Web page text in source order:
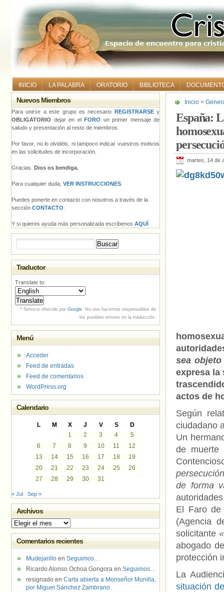
INICIO LA PALABRA ORATORIO BIBLIOTECA
Inicio >
homosexual»
España:
martes, 14 de
sea
expresa la
actos de
Según
ciudadano
Un
de muerte
de forma
El Faro de
(Agencia
solicitante
abogado
protección
La
situación
Nuevos Miembros
Para unirse a este grupo es necesario REGISTRARSEy
OBLIGATORIO dejar en el FORO un primer mensaje de
saludo y presentación al resto de miembros.
Por favor, no lo olvidéis, ni tampoco indicar vuestros motivos
en las solicitudes de incorporación.
Gracias. Dios os bendiga.
Para cualquier duda, VER INSTRUCCIONES
Puedes ponerte en contacto con nosotros a través de la
sección CONTACTO
Y si quieres ayuda más personalizada escríbenos AQUÍ
Traductor
Translate to:
* Servicio ofrecido por Google. No nos hacemos responsables de
los posibles errores en la traducción.
Menú
Acceder
Feed de entradas
Feed de comentarios
WordPress.org
Calendario
L M X J V S
D
1
2 3 4
5
6
7 8 9 10 11
12
13
14 15 16 17 18
19
20
21 22 23 24 25
26
27
28 29 30 31
« Jul Sep »
Archivos
Archivos
Comentarios recientes
Mudejarillo en Seguimos…
Ricardo Alonso Ochoa Gongora en Seguimos…
resignado en Carta abierta a Monseñor Munilla,
por Miguel Sánchez Zambrano.